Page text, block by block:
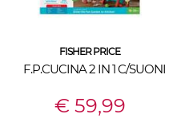
FISHER PRICE
F.P.CUCINA 2 IN 1 C/SUONI
€ 59,99